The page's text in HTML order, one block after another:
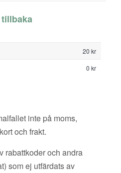
20 kr
0 kr
inte på moms,
och frakt.
rabattkoder och andra
som ej utfärdats av